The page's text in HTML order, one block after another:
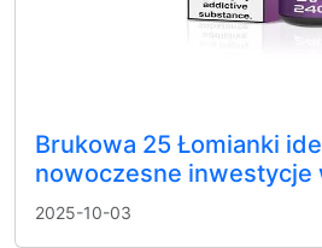
Brukowa 25 Łomianki
nowoczesne inwestycje
2025-10-03